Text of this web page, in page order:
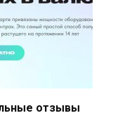
отзывы